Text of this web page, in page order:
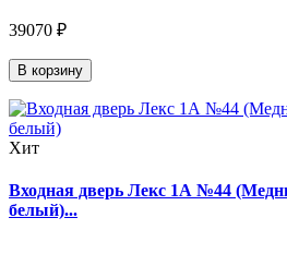
39070 ₽
В корзину
Хит
Входная дверь Лекс 1А №44
белый)...